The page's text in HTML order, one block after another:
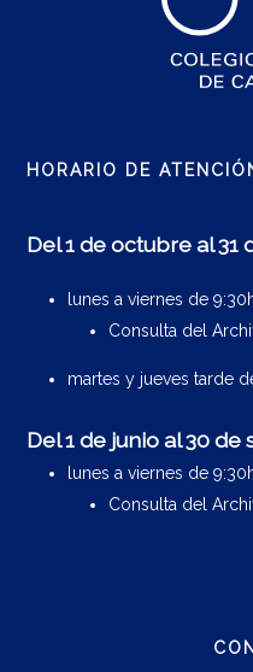
HORARIO DE
Del 1 de octubre al 31
lunes a viernes de
Consulta del
martes y jueves tarde
Del 1 de junio al 30
lunes a viernes de
Consulta del